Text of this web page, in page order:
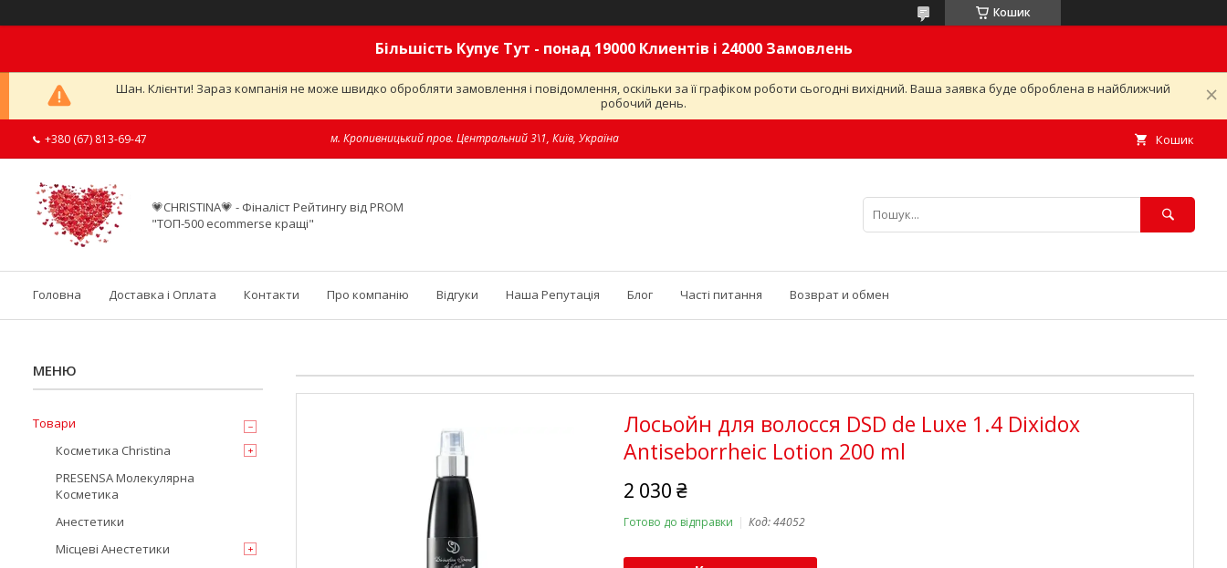
Кошик
Більшість Купує Тут - понад 19000 Клиентів і 24000 Замовлень
Шан. Клієнти! Зараз компанія не може швидко обробляти замовлення і повідомлення, оскільки за її графіком роботи сьогодні вихідний. Ваша заявка буде оброблена в найближчий
робочий день.
+380 (67) 813-69-47 м. Кропивницький пров. Центральний 3\1, Київ, Україна Кошик
💗CHRISTINA💗 - Фіналіст Рейтингу від PROM
"ТОП-500 ecommerse кращі"
Головна Доставка і Оплата Контакти Про компанію Відгуки Наша Репутація Блог Часті питання Возврат и обмен
Лосьойн для волосся DSD de Luxe 1.4 Dixidox
Antiseborrheic Lotion 200 ml
2 030 ₴
Готово до відправки Код:44052
Товари
Косметика Christina
PRESENSA Молекулярна
Косметика
Анестетики
Місцеві Анестетики